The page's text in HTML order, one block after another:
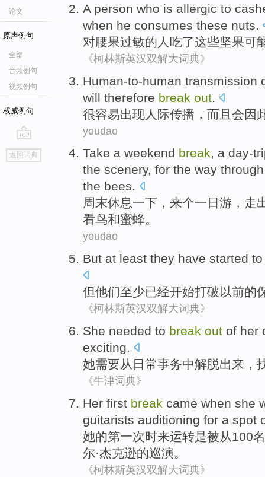
论文
原声例句
全部
音频例句
视频例句
权威例句
go
top
返回词典
A person who is allergic to
when he consumes these nuts.
对腰果过敏的 人 吃了这些坚果可
《柯林斯英汉双解大词典》
Human-to-human transmission
will therefore break out
很容易出现人际传播，而且会因
youdao
Take a weekend break, a day-
the scenery, for the way through
the bees.
周末休息一下 ，来个一日游 ，走
看鸟和蜜蜂。
youdao
But at least they have started to
但他们至少已经开始打破以前的
《柯林斯英汉双解大词典》
She needed to break out of her
exciting.
她需要从 日常事务中解脱出来，
《牛津词典》
Her first break came when she
guitarists auditioning for a spot
她的第一次时来运转是被从100
尔·杰克逊的巡演。
《柯林斯英汉双解大词典》